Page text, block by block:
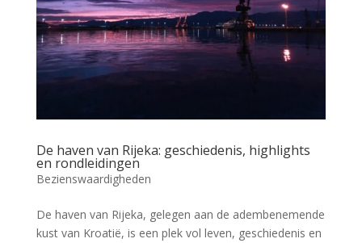
De haven van Rijeka: geschiedenis, highlights
en rondleidingen
Bezienswaardigheden
De haven van Rijeka, gelegen aan de adembenemende
kust van Kroatië, is een plek vol leven, geschiedenis en